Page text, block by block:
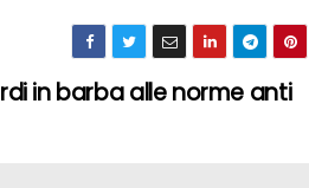
in barba alle norme anti